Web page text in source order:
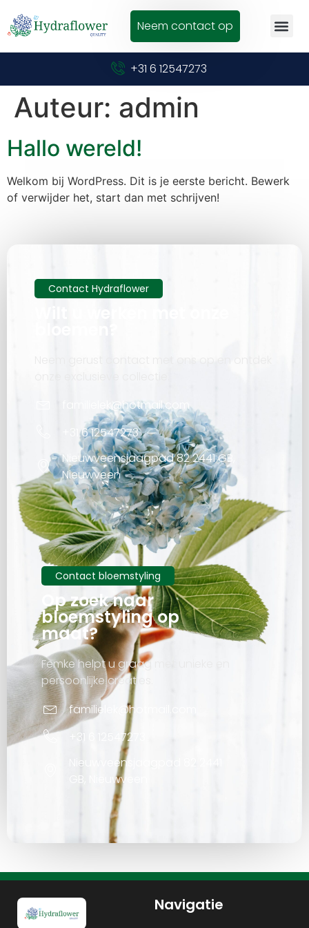
Neem contact op
+31 6 12547273
Auteur: admin
Hallo wereld!
Welkom bij WordPress. Dit is je eerste bericht. Bewerk
of verwijder het, start dan met schrijven!
Contact Hydraflower
familielek@hotmail.com
+31 6 12547273
Nieuwveensjaagpad 82 2441 GB,
Nieuwveen
Contact bloemstyling
Op zoek naar
bloemstyling op
maat?
Femke helpt u graag met unieke en
persoonlijke creaties.
familielek@hotmail.com
+31 6 12547273
Nieuwveensjaagpad 82 2441
GB, Nieuwveen
Navigatie